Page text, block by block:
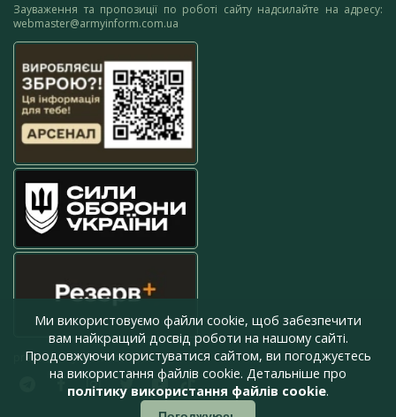
Зауваження та пропозиції по роботі сайту надсилайте на адресу:
webmaster@armyinform.com.ua
press@armyinform.com.ua
Ми використовуємо файли cookie, щоб забезпечити
вам найкращий досвід роботи на нашому сайті.
Продовжуючи користуватися сайтом, ви погоджуєтесь
на використання файлів cookie. Детальніше про
політику використання файлів cookie.